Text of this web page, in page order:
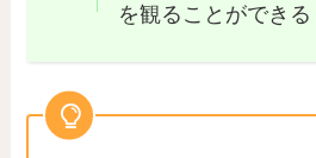
を観ることができる